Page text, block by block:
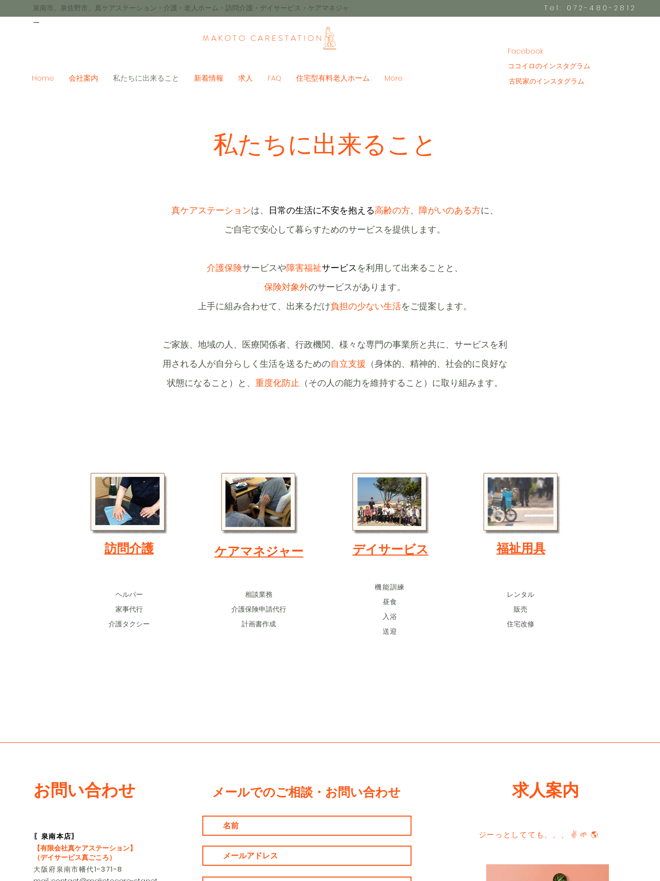
​泉南市、泉佐野市、真ケアステーション・介護・老人ホーム・訪問介護・デイサービス・ケアマネジャ
ー
Home 会社案内 私たちに出来ること 新着情報 求人 FAQ 住宅型有料老人ホーム More
Tel: 072-480-2812
MAKOTO CARESTATION
Facebook
ココイロのインスタグラム
古民家のインスタグラム
​私たちに出来ること
真ケアステーションは、 日常の生活に不安を抱える高齢の方、 障がいのある方に、
ご自宅で安心して暮らすためのサービスを提供します。
介護保険サービスや障害福祉サービスを利用して出来ることと、
保険対象外のサービスがあります。
上手に組み合わせて、出来るだけ負担の少ない生活をご提案します。
ご家族、地域の人、医療関係者、行政機関、様々な専門の事業所と共に、サービスを利
用される人が自分らしく生活を送るための自立支援 （身体的、精神的、社会的に良好な
状態になること）と、 重度化防止 （その人の能力を維持すること）に取り組みます。
訪問介護 ケアマネジャー ​デイサービス ​福祉用具
ヘルパー
​家事代行
​介護タクシー
相談業務
介護保険申請代行
​計画書作成
機能訓練
昼食
入浴
​送迎
レンタル
販売
​住宅改修
お問い合わせ
〖泉南本店〗
【有限会社真ケアステーション】
（デイサービス真ごころ）
大阪府泉南市幡代1-371-8
メールでのご相談・お問い合わせ 求人案内
ジーっとしてても、、、 ✌️ 🌱 🌎